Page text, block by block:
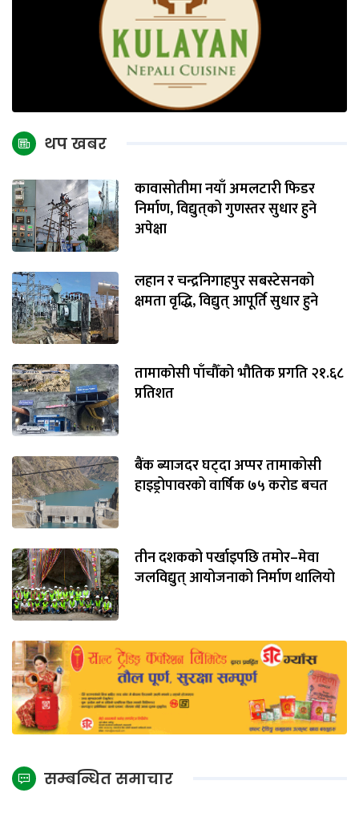
थप खबर
कावासोतीमा नयाँ अमलटारी फिडर
निर्माण, विद्युत्‌को गुणस्तर सुधार हुने
अपेक्षा
लहान र चन्द्रनिगाहपुर सबस्टेसनको
क्षमता वृद्धि, विद्युत् आपूर्ति सुधार हुने
तामाकोसी पाँचौँको भौतिक प्रगति २१.६८
प्रतिशत
बैंक ब्याजदर घट्दा अप्पर तामाकोसी
हाइड्रोपावरको वार्षिक ७५ करोड बचत
तीन दशकको पर्खाइपछि तमोर–मेवा
जलविद्युत् आयोजनाको निर्माण थालियो
सम्बन्धित समाचार